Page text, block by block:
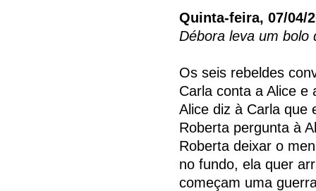
Quinta-feira, 07/04/
Débora leva um bolo
Os seis rebeldes
Carla conta a Alice e
Alice diz à Carla que
Roberta pergunta à
Roberta deixar o
no fundo, ela quer
começam uma